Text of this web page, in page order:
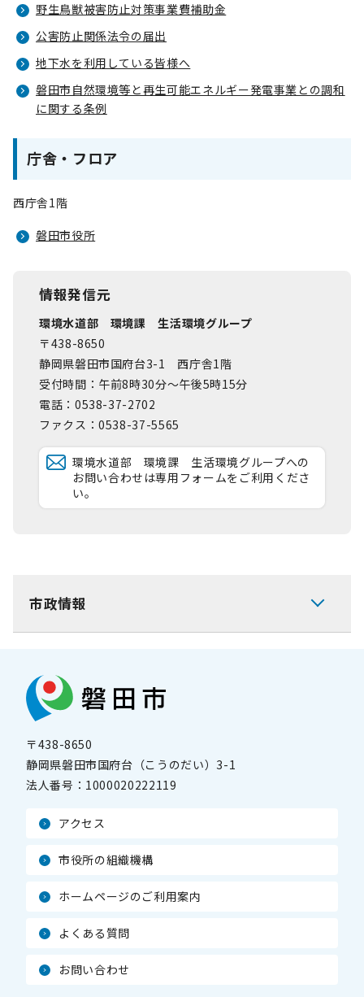
野生鳥獣被害防止対策事業費補助金
公害防止関係法令の届出
地下水を利用している皆様へ
磐田市自然環境等と再生可能エネルギー発電事業との調和
に関する条例
庁舎・フロア
西庁舎1階
磐田市役所
情報発信元
環境水道部 環境課 生活環境グループ
〒438-8650
静岡県磐田市国府台3-1 西庁舎1階
受付時間：午前8時30分～午後5時15分
電話：0538-37-2702
ファクス：0538-37-5565
環境水道部 環境課 生活環境グループへの
お問い合わせは専用フォームをご利用くださ
い。
市政情報
〒438-8650
静岡県磐田市国府台（こうのだい）3-1
法人番号： 1000020222119
アクセス
市役所の組織機構
ホームページのご利用案内
よくある質問
お問い合わせ